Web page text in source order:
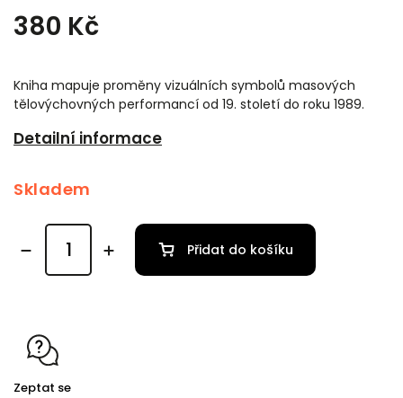
380 Kč
Kniha mapuje proměny vizuálních symbolů masových
tělovýchovných performancí od 19. století do roku 1989.
Detailní informace
Skladem
Přidat do košíku
Zeptat se